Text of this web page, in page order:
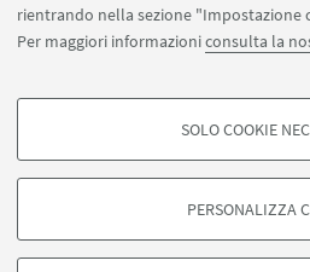
rientrando nella sezione "Impostazione
Per maggiori informazioniconsulta la
COOKIE DI PROFILAZIONE -
degli utenti, creare profili in base al loro
di marketing.
SOLO COOKIE
PERSONALIZZA
APP:
©Copyright 2026 - ALMA MATER
Bologna - Via Zamboni, 33 - 40126
Privacy
Note legali